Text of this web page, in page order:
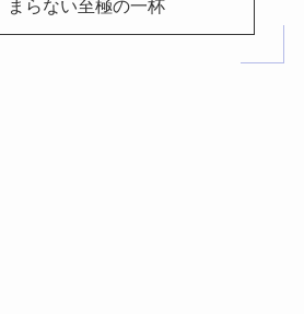
まらない至極の一杯